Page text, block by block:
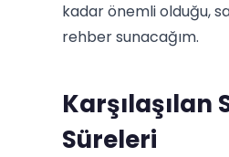
kadar önemli olduğu,
rehber sunacağım.
Karşılaşılan
Süreleri